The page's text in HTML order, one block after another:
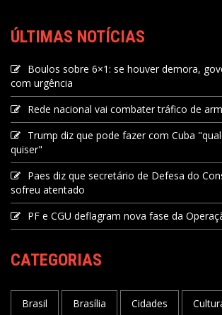
ÚLTIMAS NOTÍCIAS
Boulos sobre 6×1: se houver demora,
com urgência
Rede nacional vai combater tráfico de
Trump diz que pode fazer com Cuba
quiser"
Paes diz que secretário de Defesa do
sofreu atentado
PF e CGU deflagram nova fase da
CATEGORIAS
Brasil Brasília Cidades